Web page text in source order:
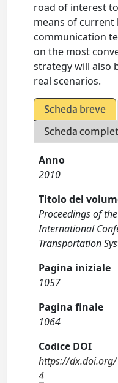
road of interest
means of current
communication
on the most
strategy will also
real scenarios.
Scheda breve
Scheda
Anno
2010
Titolo del
Proceedings of
International
Transportation
Pagina iniziale
1057
Pagina finale
1064
Codice DOI
https://dx.doi.org/
4